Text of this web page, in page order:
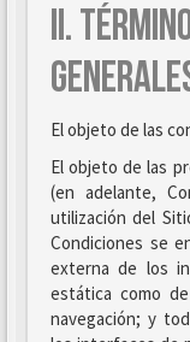
II.
El objeto de las
El objeto de las
(en adelante,
utilización del
Condiciones se
externa de los
estática como
navegación; y